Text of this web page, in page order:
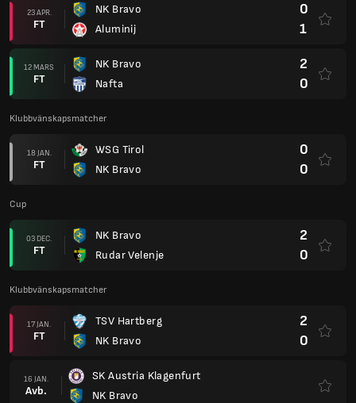
23 APR.
FT
NK Bravo
Aluminij
0
1
12 MARS
FT
NK Bravo
Nafta
2
0
Klubbvänskapsmatcher
18 JAN.
FT
WSG Tirol
NK Bravo
0
0
Cup
03 DEC.
FT
NK Bravo
Rudar Velenje
2
0
Klubbvänskapsmatcher
17 JAN.
FT
TSV Hartberg
NK Bravo
2
0
16 JAN.
Avb.
SK Austria Klagenfurt
NK Bravo